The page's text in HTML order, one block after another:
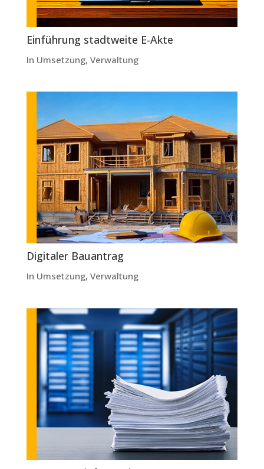
Einführung stadtweite E-Akte
In Umsetzung, Verwaltung
Digitaler Bauantrag
In Umsetzung, Verwaltung